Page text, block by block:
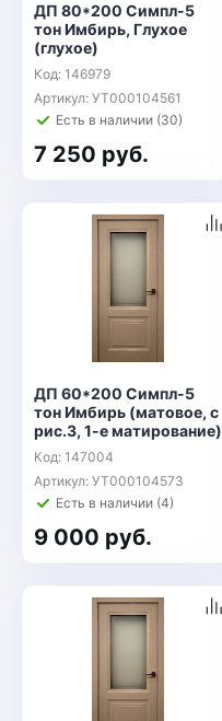
ДП 80*200 Симпл-5
тон Имбирь, Глухое
(глухое)
Код: 146979
Артикул: УТ000104561
Есть в наличии (30)
7 250 руб.
ДП 60*200 Симпл-5
тон Имбирь (матовое, с
рис.3, 1-е матирование)
Код: 147004
Артикул: УТ000104573
Есть в наличии (4)
9 000 руб.